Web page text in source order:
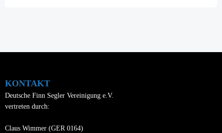
KONTAKT
Deutsche Finn Segler Vereinigung e.V.
vertreten durch:
Claus Wimmer (GER 0164)